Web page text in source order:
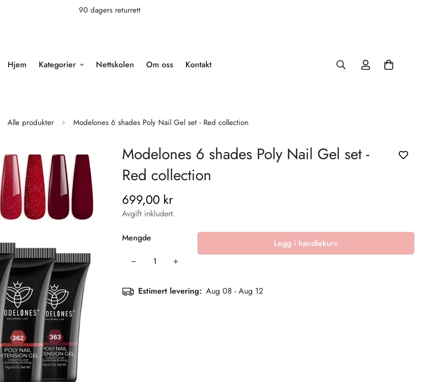
90 dagers returrett
Hjem Kategorier Nettskolen Om oss Kontakt
Alle produkter Modelones 6 shades Poly Nail Gel set - Red collection
Modelones 6 shades Poly Nail Gel set -
Red collection
Vanlig
pris
699,00 kr
Avgift inkludert.
Mengde Legg i handlekurv
Estimert levering: Aug 08 - Aug 12